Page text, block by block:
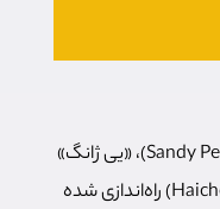
پروژه اسکرول توسط «سندی پنگ» (Sandy Peng)، «یی ژانگ»
(Ye Zhang) و «هایچن شن» (Haichen Shen) راه‌اندازی شده